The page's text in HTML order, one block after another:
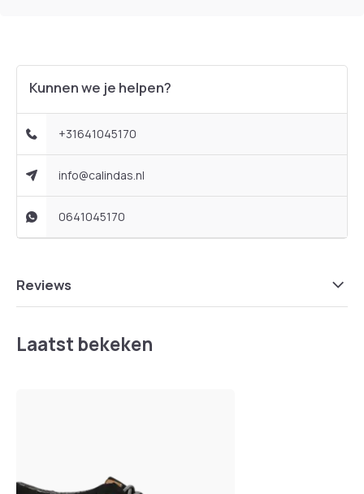
Kunnen we je helpen?
+31641045170
info@calindas.nl
0641045170
Reviews
Laatst bekeken